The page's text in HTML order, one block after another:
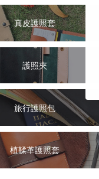
真皮護照套
護照夾
旅行護照包
植鞣革護照套